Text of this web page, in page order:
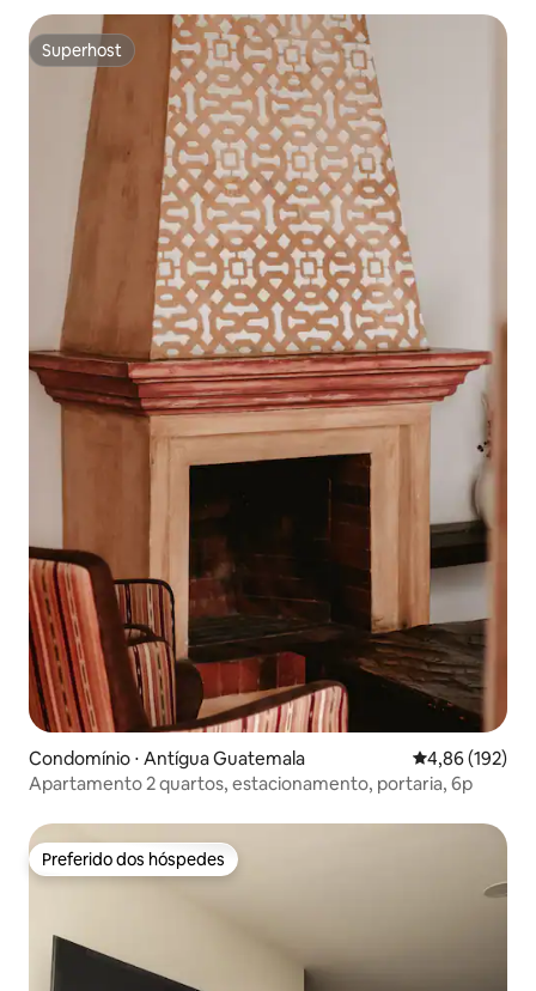
Superhost
Superhost
Condomínio ⋅ Antígua Guatemala 4,86 de uma
4,86 (192)
Apartamento 2 quartos, estacionamento, portaria, 6p
Preferido dos hóspedes
Preferido dos hóspedes